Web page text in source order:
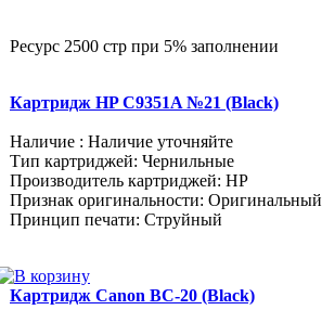
Ресурс 2500 стр при 5% заполнении
Картридж HP C9351A №21 (Black)
Наличие : Наличие уточняйте
Тип картриджей: Чернильные
Производитель картриджей: HP
Признак оригинальности: Оригинальный
Принцип печати: Струйный
Картридж Canon BC-20 (Black)